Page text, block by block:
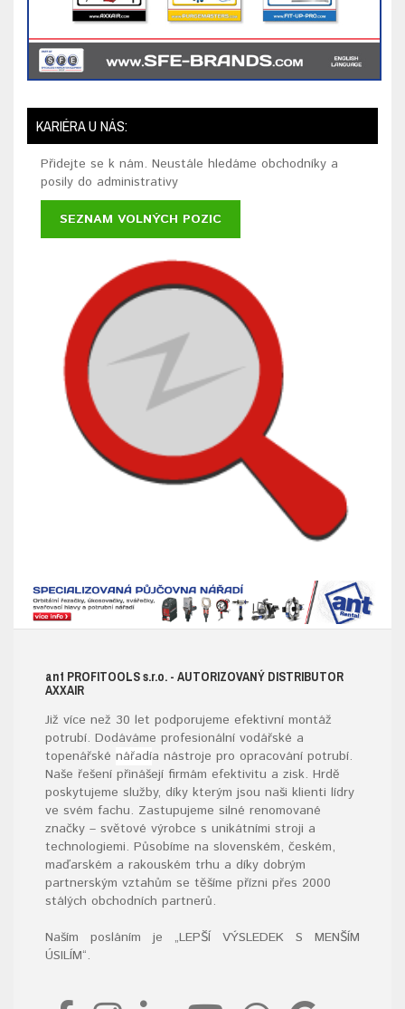
KARIÉRA U NÁS:
Přidejte se k nám. Neustále hledáme obchodníky a
posily do administrativy
SEZNAM VOLNÝCH POZIC
ant PROFITOOLSs.r.o. - AUTORIZOVANÝ DISTRIBUTOR
AXXAIR
Již více než 30 let podporujeme efektivní montáž
potrubí. Dodáváme profesionální vodářské a
topenářské nářadía nástroje pro opracování potrubí.
Naše řešení přinášejí firmám efektivitu a zisk. Hrdě
poskytujeme služby, díky kterým jsou naši klienti lídry
ve svém fachu. Zastupujeme silné renomované
značky – světové výrobce s unikátními stroji a
technologiemi. Působíme na slovenském, českém,
maďarském a rakouském trhu a díky dobrým
partnerským vztahům se těšíme přízni přes 2000
stálých obchodních partnerů.
Naším posláním je „LEPŠÍ VÝSLEDEK S MENŠÍM
ÚSILÍM“.